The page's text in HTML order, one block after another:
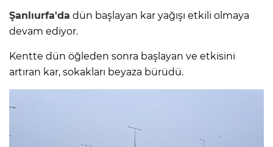
Şanlıurfa'da dün başlayan kar yağışı etkili olmaya
devam ediyor.
Kentte dün öğleden sonra başlayan ve etkisini
artıran kar, sokakları beyaza bürüdü.